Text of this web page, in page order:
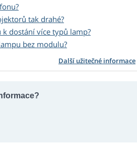
tak drahé?
k dostání více typů lamp?
bez modulu?
Další užitečné informace